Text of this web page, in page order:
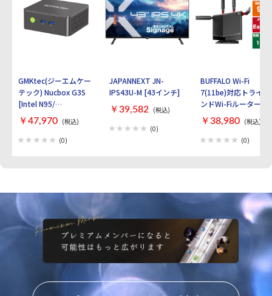
GMKtec(ジーエムケー
テック) Nucbox G3S
[Intel N95/
RAM:16GB/
SSD:512GB/ Windows
11 Pro]
￥47,970 (税込)
(0)
JAPANNEXT JN-
IPS43U-M [43インチ]
￥39,582 (税込)
(0)
BUFFALO Wi-Fi
7(11be)対応トライバ
ンドWi-Fiルーター
AirStation
WXR9300BE6P [ブラ
ック]
￥38,980 (税込)
(0)